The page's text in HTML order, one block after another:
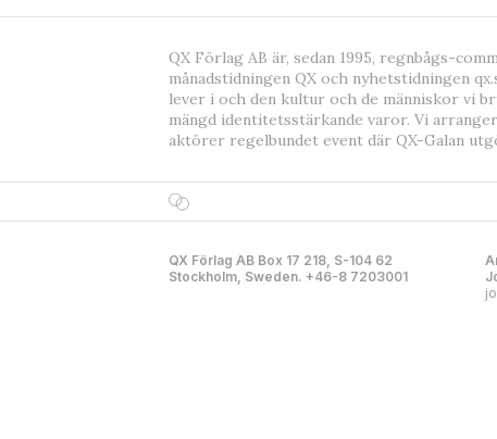
QX Förlag AB är, sedan 1995, regnbågs-
månadstidningen QX och nyhetstidningen
lever i och den kultur och de människor vi
mängd identitetsstärkande varor. Vi
aktörer regelbundet event där QX-Galan
QX Förlag AB Box 17 218, S-104 62
Stockholm, Sweden. +46-8 7203001